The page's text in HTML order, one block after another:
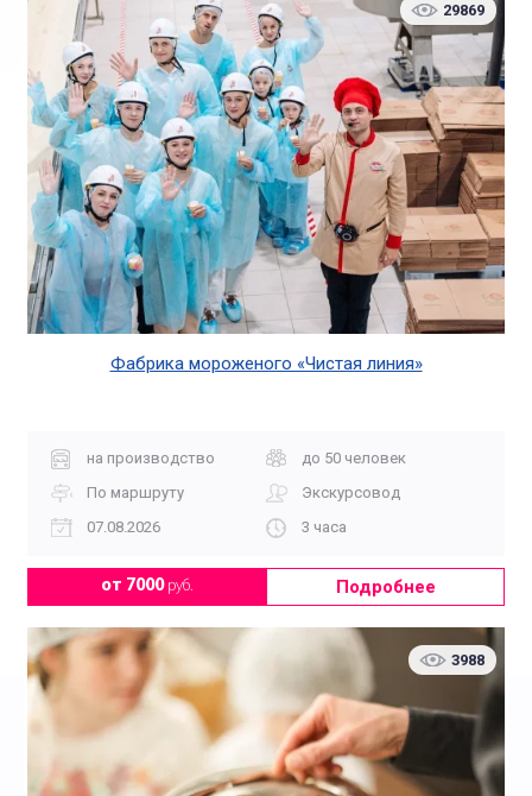
29869
Фабрика мороженого «Чистая линия»
на производство
до 50 человек
По маршруту
Экскурсовод
07.08.2026
3 часа
от 7000руб. Подробнее
3988